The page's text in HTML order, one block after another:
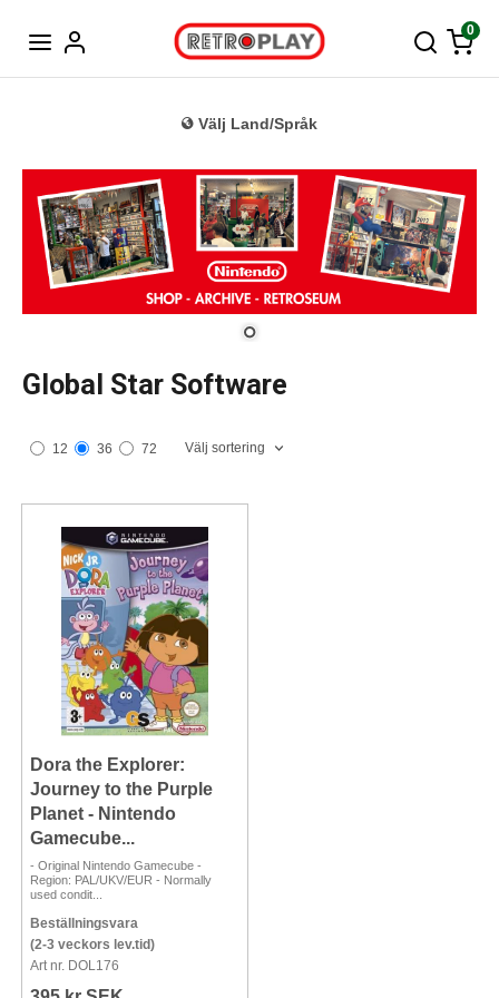
0
Välj Land/Språk
Global Star Software
12 36 72 Välj sortering
Dora the Explorer:
Journey to the Purple
Planet - Nintendo
Gamecube...
- Original Nintendo Gamecube -
Region: PAL/UKV/EUR - Normally
used condit...
Beställningsvara
(2-3 veckors lev.tid)
Art nr. DOL176